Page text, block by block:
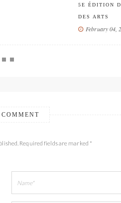
5E ÉDITION DU FESTIVAL AVENUE
Required fields are marked *